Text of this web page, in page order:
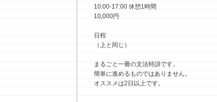
10:00-17:00 休憩1時間
10,000円
日程
（上と同じ）
まるごと一冊の文法特訓です。
簡単に進めるものではありません。
オススメは2日以上です。